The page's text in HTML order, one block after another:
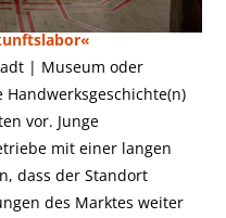
| Museum oder
vor. Junge
mit einer langen
dass der Standort
des Marktes weiter